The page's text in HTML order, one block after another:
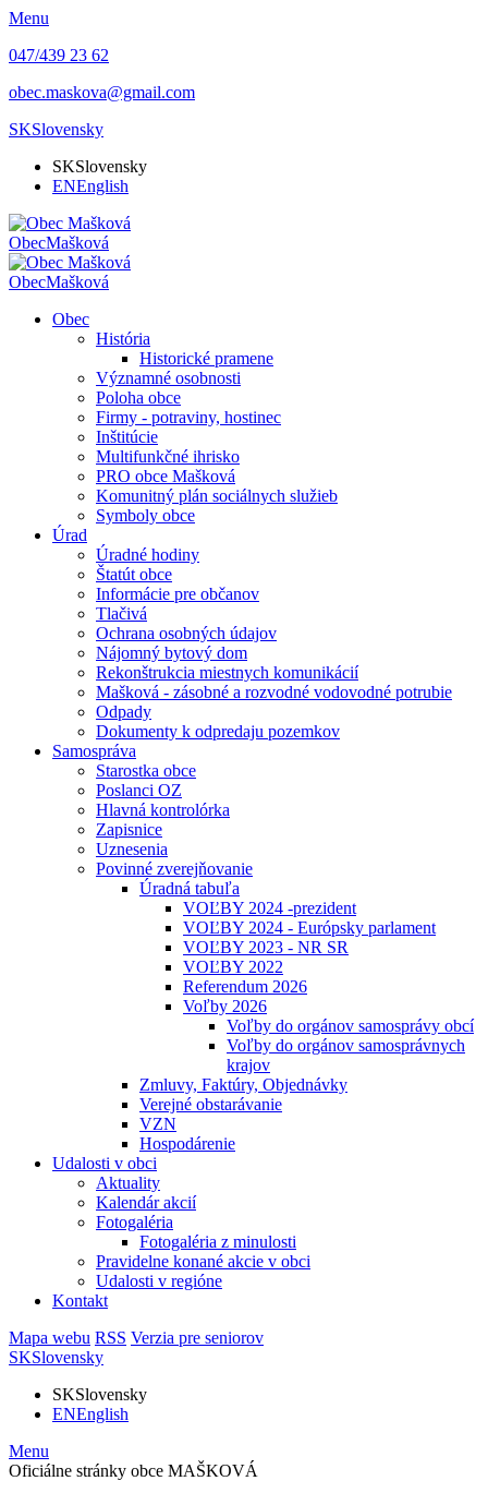
Menu
047/439 23 62
obec.maskova@gmail.com
SKSlovensky
SKSlovensky
ENEnglish
ObecMašková
ObecMašková
Obec
História
Historické pramene
Významné osobnosti
Poloha obce
Firmy - potraviny, hostinec
Inštitúcie
Multifunkčné ihrisko
PRO obce Mašková
Komunitný plán sociálnych služieb
Symboly obce
Úrad
Úradné hodiny
Štatút obce
Informácie pre občanov
Tlačivá
Ochrana osobných údajov
Nájomný bytový dom
Rekonštrukcia miestnych komunikácií
Mašková - zásobné a rozvodné vodovodné potrubie
Odpady
Dokumenty k odpredaju pozemkov
Samospráva
Starostka obce
Poslanci OZ
Hlavná kontrolórka
Zapisnice
Uznesenia
Povinné zverejňovanie
Úradná tabuľa
VOĽBY 2024 -prezident
VOĽBY 2024 - Európsky parlament
VOĽBY 2023 - NR SR
VOĽBY 2022
Referendum 2026
Voľby 2026
Voľby do orgánov samosprávy obcí
Voľby do orgánov samosprávnych
krajov
Zmluvy, Faktúry, Objednávky
Verejné obstarávanie
VZN
Hospodárenie
Udalosti v obci
Aktuality
Kalendár akcií
Fotogaléria
Fotogaléria z minulosti
Pravidelne konané akcie v obci
Udalosti v regióne
Kontakt
Mapa webu RSS Verzia pre seniorov
SKSlovensky
SKSlovensky
ENEnglish
Menu
Oficiálne stránky obce MAŠKOVÁ